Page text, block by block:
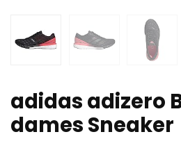
adidas adizero
dames Sneaker